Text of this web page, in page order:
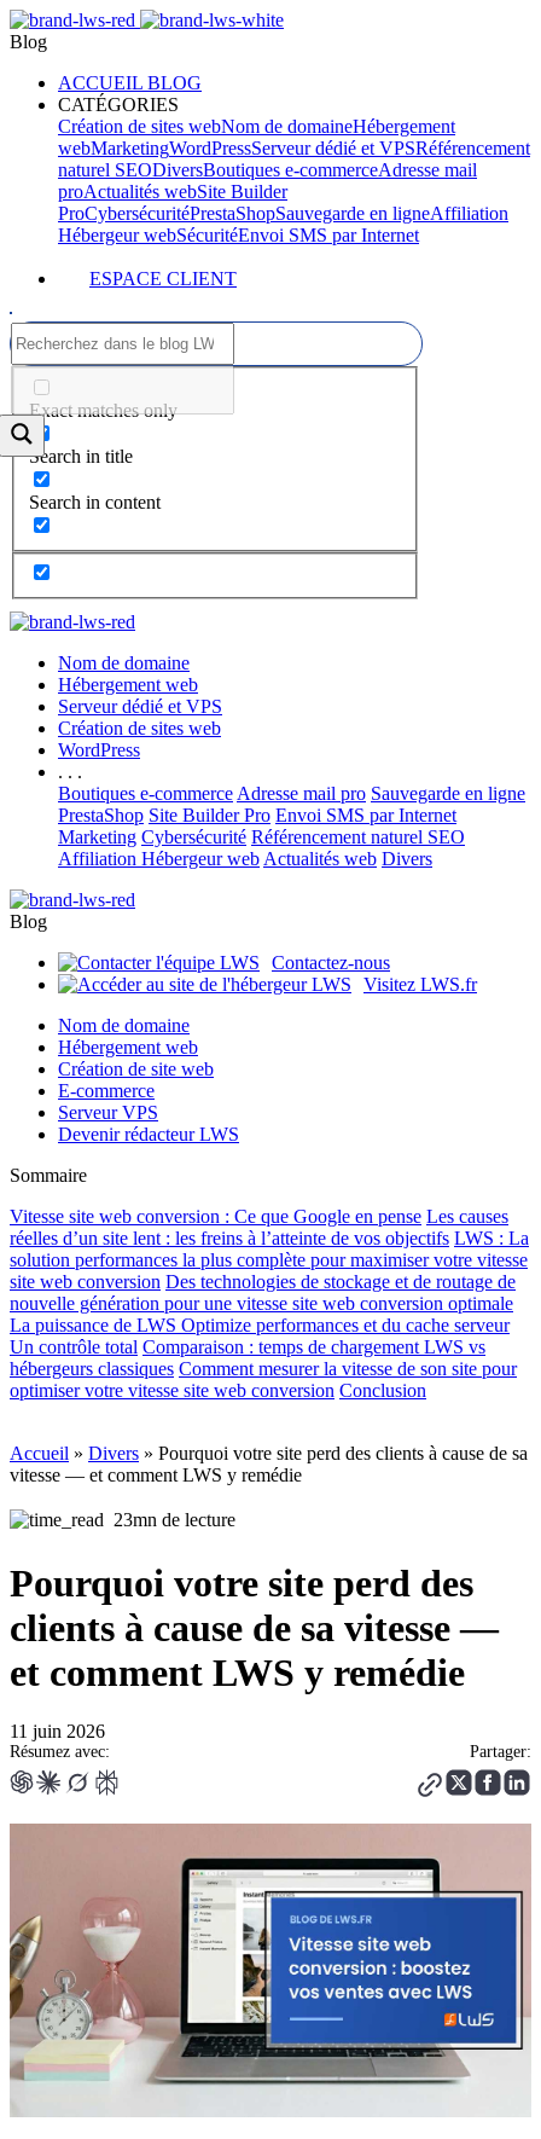
Blog
ACCUEIL BLOG
CATÉGORIES
Création de sites webNom de domaineHébergement
webMarketingWordPressServeur dédié et VPSRéférencement
naturel SEODiversBoutiques e-commerceAdresse mail
proActualités webSite Builder
ProCybersécuritéPrestaShopSauvegarde en ligneAffiliation
Hébergeur webSécuritéEnvoi SMS par Internet
ESPACE CLIENT
Exact matches only
Search in title
Search in content
Nom de domaine
Hébergement web
Serveur dédié et VPS
Création de sites web
WordPress
. . .
Boutiques e-commerce Adresse mail pro Sauvegarde en ligne
PrestaShop Site Builder Pro Envoi SMS par Internet
Marketing Cybersécurité Référencement naturel SEO
Affiliation Hébergeur web Actualités web Divers
Blog
Contactez-nous
Visitez LWS.fr
Nom de domaine
Hébergement web
Création de site web
E-commerce
Serveur VPS
Devenir rédacteur LWS
Sommaire
Vitesse site web conversion : Ce que Google en pense Les causes
réelles d’un site lent : les freins à l’atteinte de vos objectifs LWS : La
solution performances la plus complète pour maximiser votre vitesse
site web conversion Des technologies de stockage et de routage de
nouvelle génération pour une vitesse site web conversion optimale
La puissance de LWS Optimize performances et du cache serveur
Un contrôle total Comparaison : temps de chargement LWS vs
hébergeurs classiques Comment mesurer la vitesse de son site pour
optimiser votre vitesse site web conversion Conclusion
Accueil » Divers » Pourquoi votre site perd des clients à cause de sa
vitesse — et comment LWS y remédie
23mn de lecture
Pourquoi votre site perd des
clients à cause de sa vitesse —
et comment LWS y remédie
11 juin 2026
Résumez avec: Partager: